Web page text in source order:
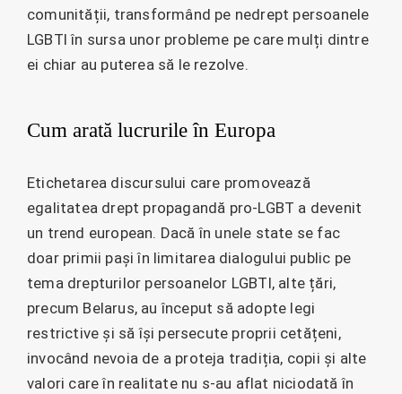
comunității, transformând pe nedrept persoanele
LGBTI în sursa unor probleme pe care mulți dintre
ei chiar au puterea să le rezolve.
Cum arată lucrurile în Europa
Etichetarea discursului care promovează
egalitatea drept propagandă pro-LGBT a devenit
un trend european. Dacă în unele state se fac
doar primii pași în limitarea dialogului public pe
tema drepturilor persoanelor LGBTI, alte țări,
precum Belarus, au început să adopte legi
restrictive și să își persecute proprii cetățeni,
invocând nevoia de a proteja tradiția, copii și alte
valori care în realitate nu s-au aflat niciodată în